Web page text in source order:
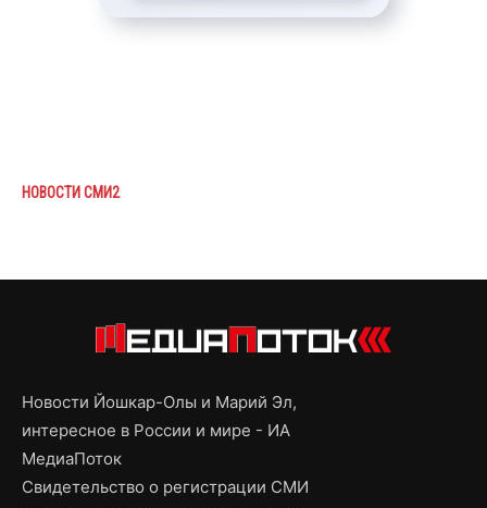
НОВОСТИ СМИ2
Новости Йошкар-Олы и Марий Эл,
интересное в России и мире - ИА
МедиаПоток
Свидетельство о регистрации СМИ